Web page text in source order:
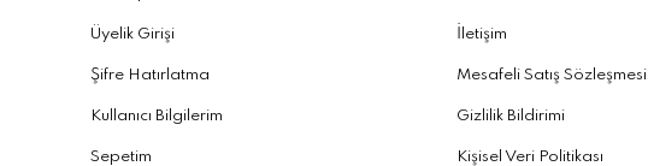
Üyelik Girişi
Şifre Hatırlatma
Kullanıcı Bilgilerim
Sepetim
İletişim
Mesafeli Satış Sözleşmesi
Gizlilik Bildirimi
Kişisel Veri Politikası